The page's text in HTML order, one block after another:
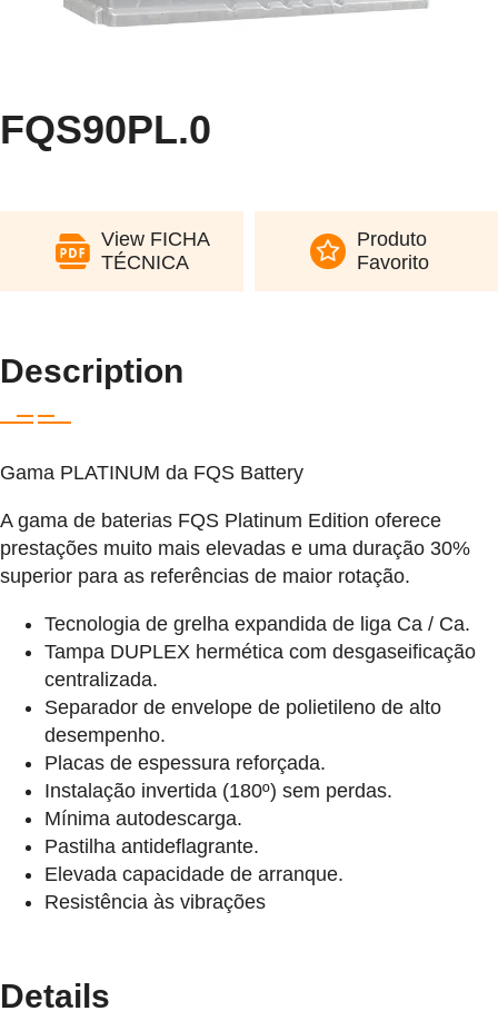
FQS90PL.0
View FICHA
TÉCNICA
Produto
Favorito
Description
Gama PLATINUM da FQS Battery
A gama de baterias FQS Platinum Edition oferece
prestações muito mais elevadas e uma duração 30%
superior para as referências de maior rotação.
Tecnologia de grelha expandida de liga Ca / Ca.
Tampa DUPLEX hermética com desgaseificação
centralizada.
Separador de envelope de polietileno de alto
desempenho.
Placas de espessura reforçada.
Instalação invertida (180º) sem perdas.
Mínima autodescarga.
Pastilha antideflagrante.
Elevada capacidade de arranque.
Resistência às vibrações
Details